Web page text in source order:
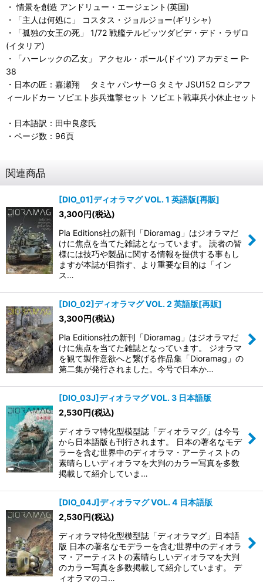
・ 情景を創造 アンドリュー・エージェント(英国)
・「主人は何処に」 コスタス・ジョルジョー(ギリシャ)
・「孤独の女王の死」 1/72 戦艦テルピッツ ダビデ・デド・ラザロ
(イタリア)
・「ハーレックの乙女」 アクセル・ポール(ドイツ) アカデミー P-
38
・日本の匠：嘉瀬翔 タミヤ パンサーG タミヤ JSU152 ロシアフ
ィールドカー ソビエト歩兵進撃セット ソビエト戦車兵小休止セット
・日本語訳：田中良彦氏
・ページ数：96頁
関連商品
[DIO_01]ディオラマグ VOL. 1 英語版[再販]
3,300円(税込)
Pla Editions社の新刊「Dioramag」はジオラマだ
けに焦点を当てた雑誌となっています。 読者の皆
様には技巧や製品に関する情報を提供する事もし
ますが本誌が目指す、より重要な目的は「イン
ス…
[DIO_02]ディオラマグ VOL. 2 英語版[再販]
3,300円(税込)
Pla Editions社の新刊「Dioramag」はジオラマだ
けに焦点を当てた雑誌となっています。 ジオラマ
を観て製作意欲へと繋げる作品集「Dioramag」の
第二集が発行されました。今号で日本か…
[DIO_03J]ディオラマグ VOL. 3 日本語版
2,530円(税込)
ディオラマ特化型模型誌「ディオラマグ」は今号
から日本語版も刊行されます。 日本の著名なモデ
ラーを含む世界中のディオラマ・アーティストの
素晴らしいディオラマを大判のカラー写真を多数
掲載して紹介していま…
[DIO_04J]ディオラマグ VOL. 4 日本語版
2,530円(税込)
ディオラマ特化型模型誌「ディオラマグ」日本語
版 日本の著名なモデラーを含む世界中のディオラ
マ・アーティストの素晴らしいディオラマを大判
のカラー写真を多数掲載して紹介しています。 デ
ィオラマのコ…